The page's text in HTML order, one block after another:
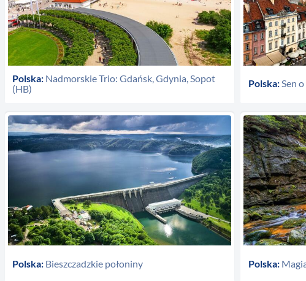
Polska: Nadmorskie Trio: Gdańsk, Gdynia, Sopot
(HB)
Polska:Sen o
Polska: Bieszczadzkie połoniny Polska: